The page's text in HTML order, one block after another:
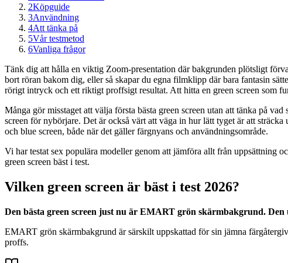
2Köpguide
3Användning
4Att tänka på
5Vår testmetod
6Vanliga frågor
Tänk dig att hålla en viktig Zoom-presentation där bakgrunden plötsligt
bort röran bakom dig, eller så skapar du egna filmklipp där bara fantasin
rörigt intryck och ett riktigt proffsigt resultat. Att hitta en green screen som
Många gör misstaget att välja första bästa green screen utan att tänka på
screen för nybörjare. Det är också värt att väga in hur lätt tyget är att
och blue screen, både när det gäller färgnyans och användningsområde.
Vi har testat sex populära modeller genom att jämföra allt från uppsättning
green screen bäst i test.
Vilken green screen är bäst i test 2026?
Den bästa green screen just nu är EMART grön skärmbakgrund.
EMART grön skärmbakgrund är särskilt uppskattad för sin jämna
proffs.